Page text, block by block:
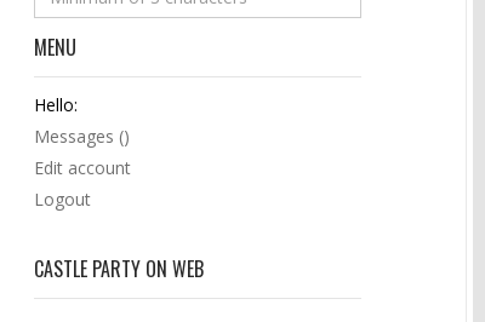
MENU
Hello:
Messages ()
Edit account
Logout
CASTLE PARTY ON WEB